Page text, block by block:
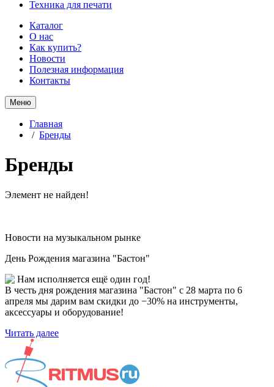
Техника для печати
Каталог
О нас
Как купить?
Новости
Полезная информация
Контакты
Меню
Главная
/ Бренды
Бренды
Элемент не найден!
Новости на музыкальном рынке
День Рождения магазина "Бастон"
Нам исполняется ещё один год!
В честь дня рождения магазина "Бастон" с 28 марта по 6
апреля мы дарим вам скидки до −30% на инструменты,
аксессуары и оборудование!
Читать далее